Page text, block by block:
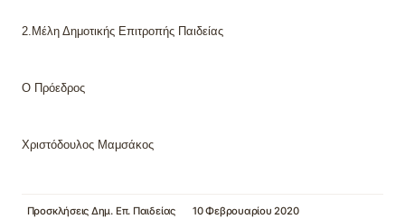
2. Mέλη Δημοτικής Επιτροπής Παιδείας
Ο Πρόεδρος
Χριστόδουλος Μαμσάκος
Προσκλήσεις Δημ. Επ. Παιδείας
10 Φεβρουαρίου 2020